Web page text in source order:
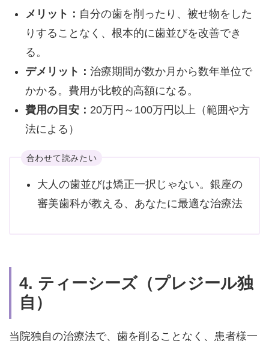
メリット： 自分の歯を削ったり、被せ物をした
りすることなく、根本的に歯並びを改善でき
る。
デメリット： 治療期間が数か月から数年単位で
かかる。費用が比較的高額になる。
費用の目安： 20万円～100万円以上（範囲や方
法による）
合わせて読みたい
大人の歯並びは矯正一択じゃない。銀座の
審美歯科が教える、あなたに最適な治療法
4. ティーシーズ（プレジール独
自）
当院独自の治療法で、歯を削ることなく、患者様一